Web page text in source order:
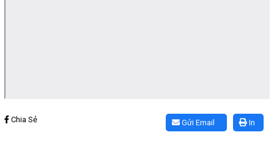
In
Gửi Email
Chia Sẻ